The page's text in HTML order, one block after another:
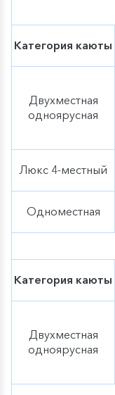
Категория каюты
Двухместная
одноярусная
Люкс 4-местный
Одноместная
Категория каюты
Двухместная
одноярусная